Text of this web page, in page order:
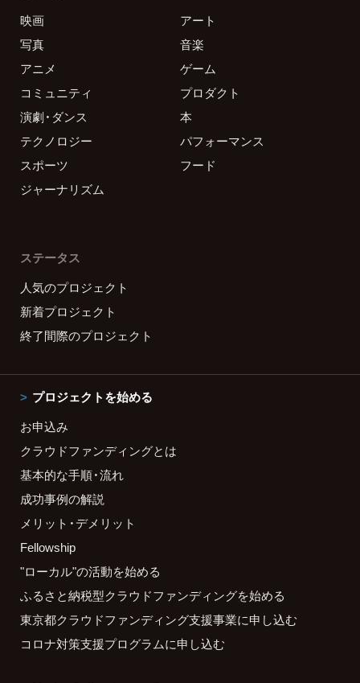
映画
アート
写真
音楽
アニメ
ゲーム
コミュニティ
プロダクト
演劇・ダンス
本
テクノロジー
パフォーマンス
スポーツ
フード
ジャーナリズム
ステータス
人気のプロジェクト
新着プロジェクト
終了間際のプロジェクト
プロジェクトを始める
お申込み
クラウドファンディングとは
基本的な手順・流れ
成功事例の解説
メリット・デメリット
Fellowship
"ローカル"の活動を始める
ふるさと納税型クラウドファンディングを始める
東京都クラウドファンディング支援事業に申し込む
コロナ対策支援プログラムに申し込む